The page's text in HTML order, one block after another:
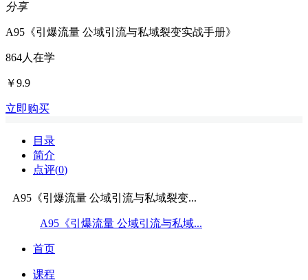
分享
A95《引爆流量 公域引流与私域裂变实战手册》
864人在学
￥9.9
立即购买
目录
简介
点评(0)
A95《引爆流量 公域引流与私域裂变...
A95《引爆流量 公域引流与私域...
首页
课程